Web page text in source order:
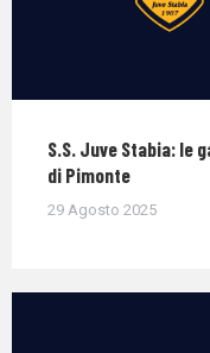
S.S. Juve Stabia: le
di Pimonte
29 Agosto 2025